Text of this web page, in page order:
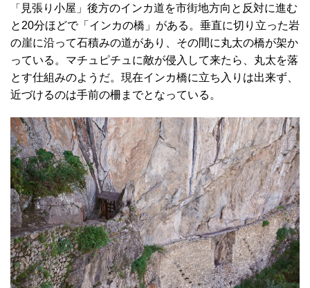
「 見張り小屋」後方のインカ道を市街地方向と反対に進む
と20分ほどで「インカの橋」がある。垂直に切り立った岩
の崖に沿って石積みの道があり、 その間に丸太の橋が架か
っている。マチュピチュに敵が侵入して来たら、丸太を落
とす仕組みのようだ。現在インカ橋に立ち入りは出来ず、
近づけるのは手前の柵までとなっている。